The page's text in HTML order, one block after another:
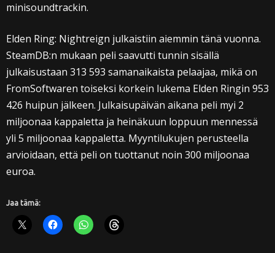
minisoundtrackin.
Elden Ring: Nightreign julkaistiin aiemmin tänä vuonna.
SteamDB:n mukaan peli saavutti tunnin sisällä
julkaisustaan 313 593 samanaikaista pelaajaa, mikä on
FromSoftwaren toiseksi korkein lukema Elden Ringin 953
426 huipun jälkeen. Julkaisupäivän aikana peli myi 2
miljoonaa kappaletta ja heinäkuun loppuun mennessä
yli 5 miljoonaa kappaletta. Myyntilukujen perusteella
arvioidaan, että peli on tuottanut noin 300 miljoonaa
euroa.
Jaa tämä: